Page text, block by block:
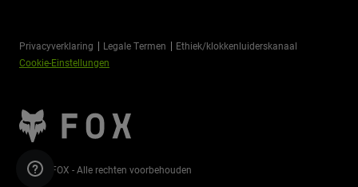
Privacyverklaring Legale Termen
Ethiek/klokkenluiderskanaal
Cookie-Einstellungen
©2026 FOX - Alle rechten voorbehouden